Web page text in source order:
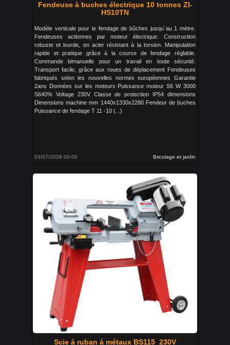
Fendeuse à buches électrique 10 tonnes ZI-
HS10TN
Modèle verticale pour le fendage de bûches jusqu´au 1 mètre.
Fendeuses actionnes par moteur électrique. Construction
robuste et lourde, en acier résistant à la torsion. Manipulation
rapide et pratique grâce à la course de fendage réglable.
Commande bimanuelle pour un travail en toute sécurité.
Transport facile, grâce aux roues de déplacement Fendeuses
fabriqués selon les nouvelles normes européennes Garantie
2ans Données sur les moteurs Puissance moteur S6 W 3000
S640% Voltage 230V Classe de protection IP54 dimensions
Dimensions machine mm 1440x1330x2280 Fendeur de buches
Puissance de fendage T 11 -10 (...)
03/07/2026 00:00 Bricolage et jardin
Scie á ruban á métaux BS115_230V